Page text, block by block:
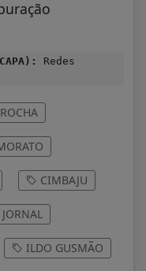
Redes
CIMBAJU
JORNAL
ILDO GUSMÃO